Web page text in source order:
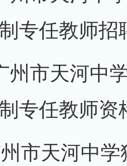
专任教师招
州市天河中
专任教师资
市天河中